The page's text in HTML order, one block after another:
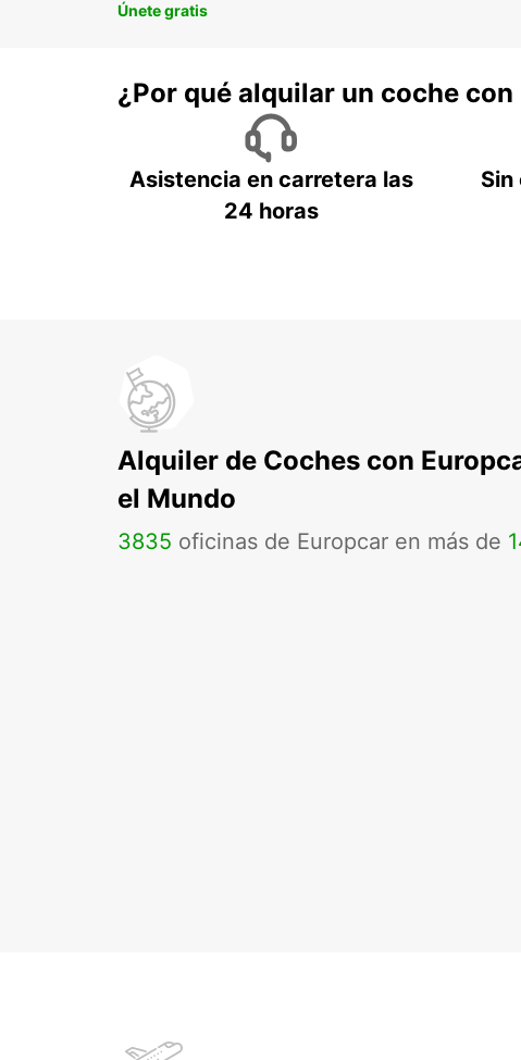
Únete gratis
¿Por qué alquilar un coche con
Asistencia en carretera las
24 horas
Sin
Alquiler de Coches con
el Mundo
3835 oficinas de Europcar en más de